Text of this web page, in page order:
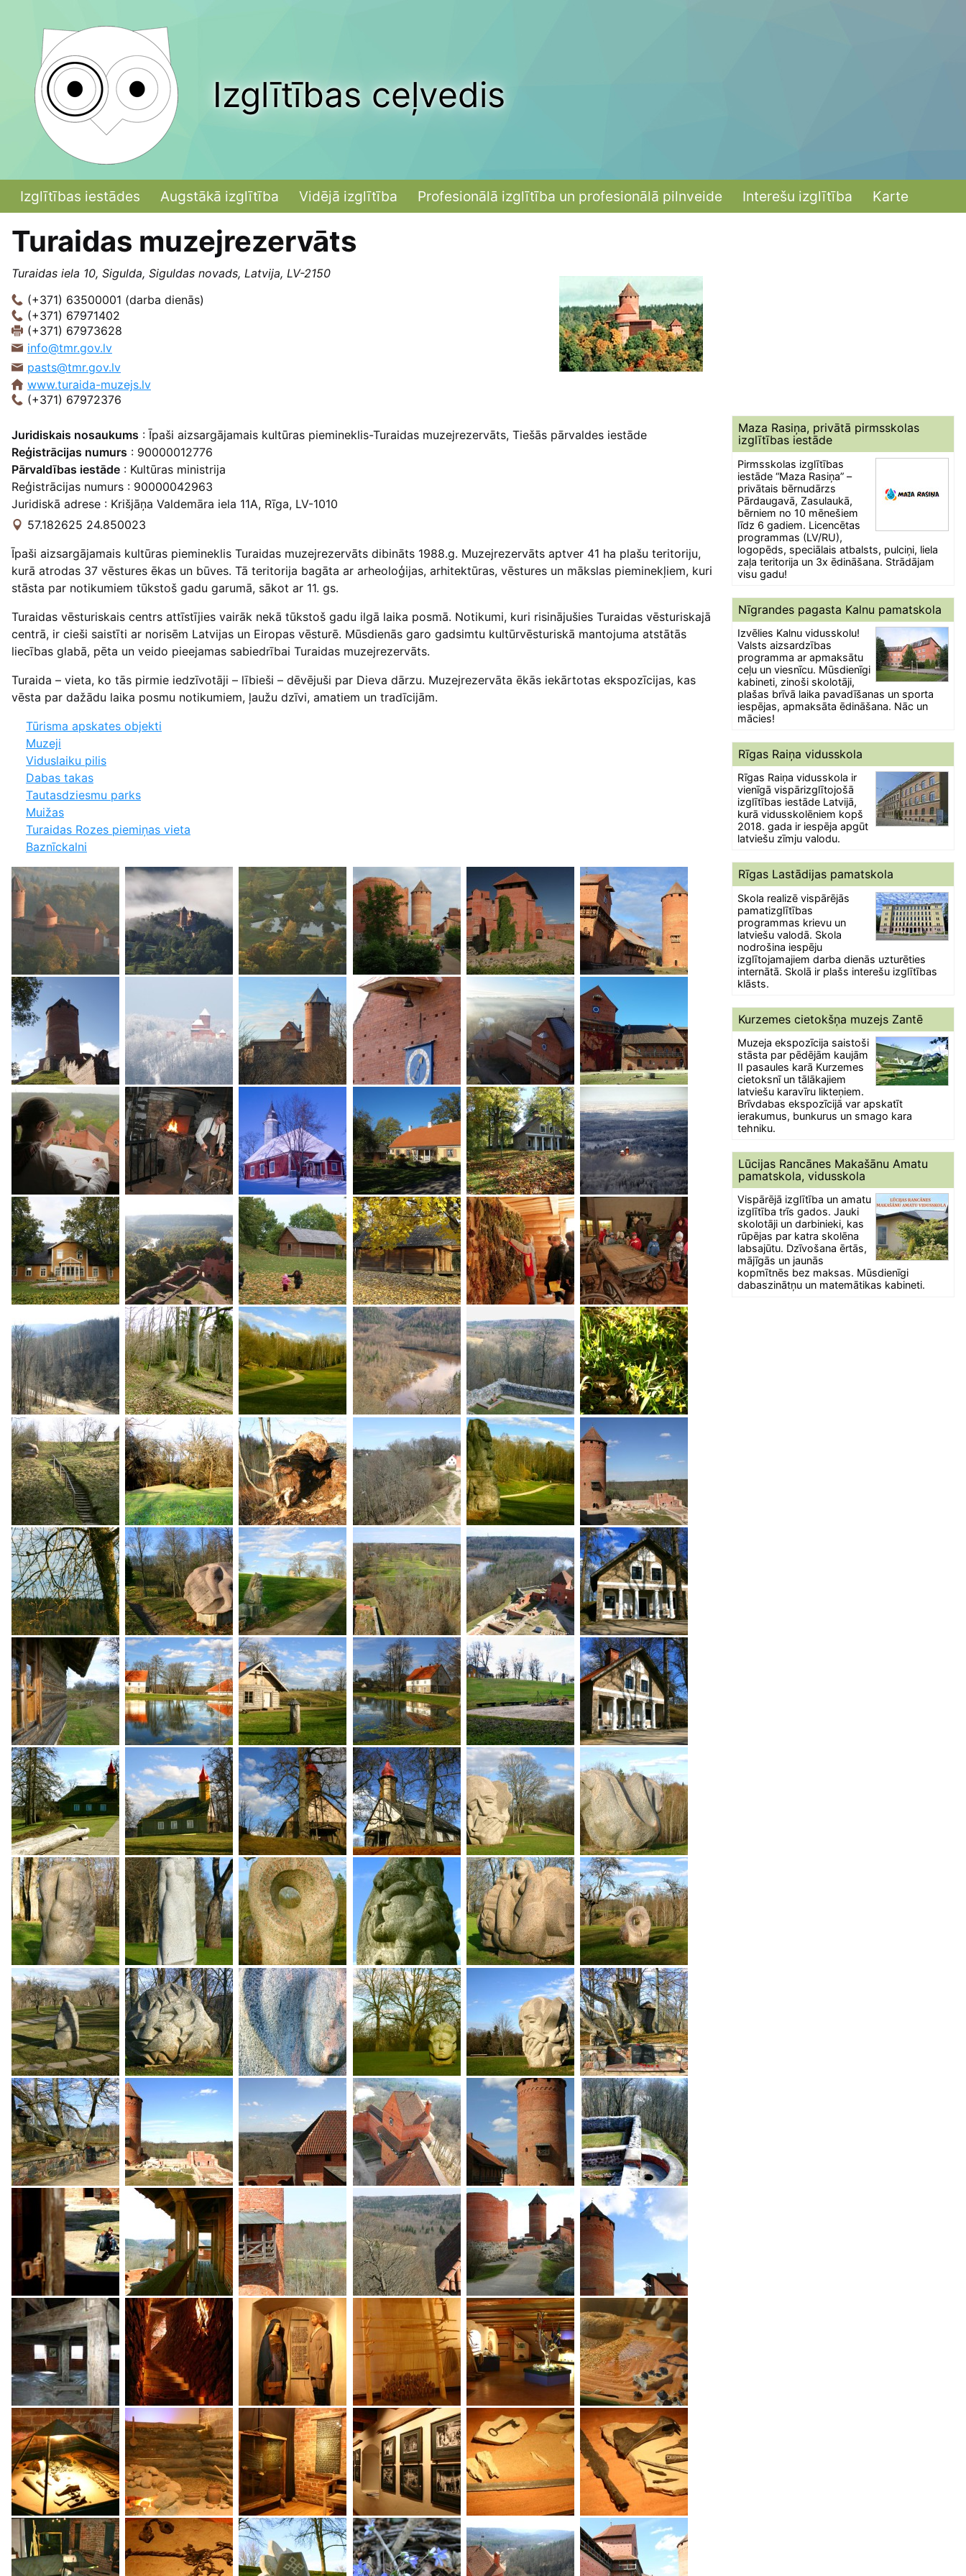
Izglītības ceļvedis
Izglītības iestādes Augstākā izglītība Vidējā izglītība Profesionālā izglītība un profesionālā pilnveide Interešu izglītība Karte
Turaidas muzejrezervāts
Turaidas iela 10, Sigulda, Siguldas novads, Latvija, LV-2150
(+371) 63500001 (darba dienās)
(+371) 67971402
(+371) 67973628
info@tmr.gov.lv
pasts@tmr.gov.lv
www.turaida-muzejs.lv
(+371) 67972376
Juridiskais nosaukums : Īpaši aizsargājamais kultūras piemineklis-Turaidas muzejrezervāts, Tiešās pārvaldes iestāde
Reģistrācijas numurs : 90000012776
Pārvaldības iestāde : Kultūras ministrija
Reģistrācijas numurs : 90000042963
Juridiskā adrese : Krišjāņa Valdemāra iela 11A, Rīga, LV-1010
57.182625 24.850023
Īpaši aizsargājamais kultūras piemineklis Turaidas muzejrezervāts dibināts 1988.g. Muzejrezervāts aptver 41 ha plašu teritoriju,
kurā atrodas 37 vēstures ēkas un būves. Tā teritorija bagāta ar arheoloģijas, arhitektūras, vēstures un mākslas pieminekļiem, kuri
stāsta par notikumiem tūkstoš gadu garumā, sākot ar 11. gs.
Turaidas vēsturiskais centrs attīstījies vairāk nekā tūkstoš gadu ilgā laika posmā. Notikumi, kuri risinājušies Turaidas vēsturiskajā
centrā, ir cieši saistīti ar norisēm Latvijas un Eiropas vēsturē. Mūsdienās garo gadsimtu kultūrvēsturiskā mantojuma atstātās
liecības glabā, pēta un veido pieejamas sabiedrībai Turaidas muzejrezervāts.
Turaida – vieta, ko tās pirmie iedzīvotāji – lībieši – dēvējuši par Dieva dārzu. Muzejrezervāta ēkās iekārtotas ekspozīcijas, kas
vēsta par dažādu laika posmu notikumiem, ļaužu dzīvi, amatiem un tradīcijām.
Tūrisma apskates objekti
Muzeji
Viduslaiku pilis
Dabas takas
Tautasdziesmu parks
Muižas
Turaidas Rozes piemiņas vieta
Baznīckalni
Maza Rasiņa, privātā pirmsskolas
izglītības iestāde
Pirmsskolas izglītības
iestāde “Maza Rasiņa” –
privātais bērnudārzs
Pārdaugavā, Zasulaukā,
bērniem no 10 mēnešiem
līdz 6 gadiem. Licencētas
programmas (LV/RU),
logopēds, speciālais atbalsts, pulciņi, liela
zaļa teritorija un 3x ēdināšana. Strādājam
visu gadu!
Nīgrandes pagasta Kalnu pamatskola
Izvēlies Kalnu vidusskolu!
Valsts aizsardzības
programma ar apmaksātu
ceļu un viesnīcu. Mūsdienīgi
kabineti, zinoši skolotāji,
plašas brīvā laika pavadīšanas un sporta
iespējas, apmaksāta ēdināšana. Nāc un
mācies!
Rīgas Raiņa vidusskola
Rīgas Raiņa vidusskola ir
vienīgā vispārizglītojošā
izglītības iestāde Latvijā,
kurā vidusskolēniem kopš
2018. gada ir iespēja apgūt
latviešu zīmju valodu.
Rīgas Lastādijas pamatskola
Skola realizē vispārējās
pamatizglītības
programmas krievu un
latviešu valodā. Skola
nodrošina iespēju
izglītojamajiem darba dienās uzturēties
internātā. Skolā ir plašs interešu izglītības
klāsts.
Kurzemes cietokšņa muzejs Zantē
Muzeja ekspozīcija saistoši
stāsta par pēdējām kaujām
II pasaules karā Kurzemes
cietoksnī un tālākajiem
latviešu karavīru likteņiem.
Brīvdabas ekspozīcijā var apskatīt
ierakumus, bunkurus un smago kara
tehniku.
Lūcijas Rancānes Makašānu Amatu
pamatskola, vidusskola
Vispārējā izglītība un amatu
izglītība trīs gados. Jauki
skolotāji un darbinieki, kas
rūpējas par katra skolēna
labsajūtu. Dzīvošana ērtās,
mājīgās un jaunās
kopmītnēs bez maksas. Mūsdienīgi
dabaszinātņu un matemātikas kabineti.